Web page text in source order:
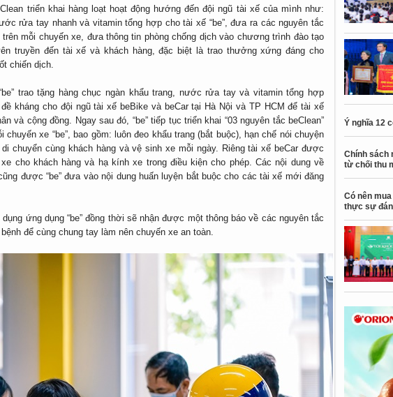
triển khai hàng loạt hoạt động hướng đến đội ngũ tài xế của mình như:
rửa tay nhanh và vitamin tổng hợp cho tài xế “be”, đưa ra các nguyên tắc
trên mỗi chuyến xe, đưa thông tin phòng chống dịch vào chương trình đào tạo
truyền đến tài xế và khách hàng, đặc biệt là trao thưởng xứng đáng cho
chiến dịch.
trao tặng hàng chục ngàn khẩu trang, nước rửa tay và vitamin tổng hợp
kháng cho đội ngũ tài xế beBike và beCar tại Hà Nội và TP HCM để tài xế
và cộng đồng. Ngay sau đó, “be” tiếp tục triển khai “03 nguyên tắc beClean”
chuyến xe “be”, bao gồm: luôn đeo khẩu trang (bắt buộc), hạn chế nói chuyện
chuyển cùng khách hàng và vệ sinh xe mỗi ngày. Riêng tài xế beCar được
cho khách hàng và hạ kính xe trong điều kiện cho phép. Các nội dung về
được “be” đưa vào nội dung huấn luyện bắt buộc cho các tài xế mới đăng
ứng dụng “be” đồng thời sẽ nhận được một thông báo về các nguyên tắc
để cùng chung tay làm nên chuyến xe an toàn.
Ý nghĩa 12
Chính sách
từ chối thu
Có nên
thực sự